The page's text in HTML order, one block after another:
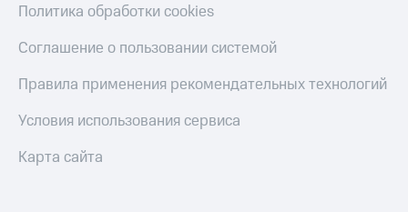
Политика обработки cookies
Соглашение о пользовании системой
Правила применения рекомендательных технологий
Условия использования сервиса
Карта сайта